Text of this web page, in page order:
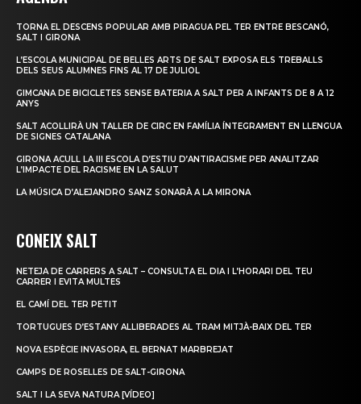
TORNA EL DESCENS POPULAR AMB PIRAGUA PEL TER ENTRE BESCANÓ,
SALT I GIRONA
L’ESCOLA MUNICIPAL DE BELLES ARTS DE SALT EXPOSA ELS TREBALLS
DELS SEUS ALUMNES FINS AL 17 DE JULIOL
GIMCANA DE BICICLETES SENSE BATERIA A SALT PER A INFANTS DE 8 A 12
ANYS
SALT ACOLLIRÀ UN TALLER DE CIRC EN FAMÍLIA ÍNTEGRAMENT EN LLENGUA
DE SIGNES CATALANA
GIRONA ACULL LA III ESCOLA D’ESTIU D’ANTIRACISME PER ANALITZAR
L’IMPACTE DEL RACISME EN LA SALUT
LA MÚSICA D’ALEJANDRO SANZ SONARÀ A LA MIRONA
CONEIX SALT
NETEJA DE CARRERS A SALT – CONSULTA EL DIA I L’HORARI DEL TEU
CARRER I EVITA MULTES
EL CAMÍ DEL TER PETIT
TORTUGUES D’ESTANY ALLIBERADES AL TRAM MITJÀ-BAIX DEL TER
NOVA ESPÈCIE INVASORA, EL BERNAT MARBREJAT
CAMPS DE ROSELLES DE SALT-GIRONA
SALT I LA SEVA NATURA [VÍDEO]